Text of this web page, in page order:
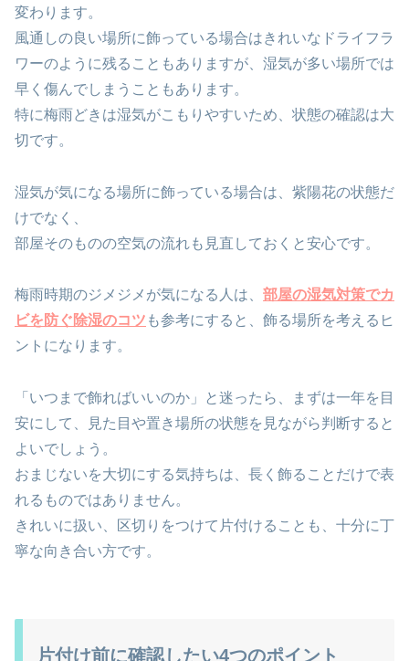
変わります。
風通しの良い場所に飾っている場合はきれいなドライフラ
ワーのように残ることもありますが、湿気が多い場所では
早く傷んでしまうこともあります。
特に梅雨どきは湿気がこもりやすいため、状態の確認は大
切です。
湿気が気になる場所に飾っている場合は、紫陽花の状態だ
けでなく、
部屋そのものの空気の流れも見直しておくと安心です。
梅雨時期のジメジメが気になる人は、 部屋の湿気対策でカ
ビを防ぐ除湿のコツ も参考にすると、飾る場所を考えるヒ
ントになります。
「いつまで飾ればいいのか」と迷ったら、まずは一年を目
安にして、見た目や置き場所の状態を見ながら判断すると
よいでしょう。
おまじないを大切にする気持ちは、長く飾ることだけで表
れるものではありません。
きれいに扱い、区切りをつけて片付けることも、十分に丁
寧な向き合い方です。
片付け前に確認したい4つのポイント